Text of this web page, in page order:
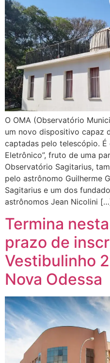
O OMA (Observatório
um novo dispositivo capaz
captadas pelo telescópio.
Eletrônico”, fruto de uma
Observatório Sagitarius,
pelo astrônomo Guilherme
Sagitarius e um dos
astrônomos Jean Nicolini
Termina
prazo de
Vestibulinho
Nova Odessa